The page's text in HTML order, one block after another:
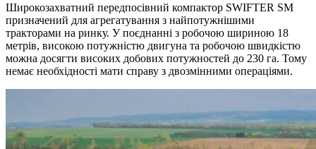
Широкозахватний передпосівний компактор SWIFTER SM
призначений для агрегатування з найпотужнішими
тракторами на ринку. У поєднанні з робочою шириною 18
метрів, високою потужністю двигуна та робочою швидкістю
можна досягти високих добових потужностей до 230 га. Тому
немає необхідності мати справу з двозмінними операціями.